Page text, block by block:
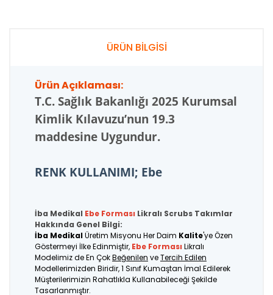
ÜRÜN BİLGİSİ
Ürün Açıklaması:
T.C. Sağlık Bakanlığı 2025 Kurumsal
Kimlik Kılavuzu’nun 19.3
maddesine Uygundur.
RENK KULLANIMI; Ebe
İba Medikal Ebe Forması Likralı Scrubs Takımlar
Hakkında Genel Bilgi:
İba MedikalÜretim Misyonu Her Daim Kalite'ye Özen
Göstermeyi İlke Edinmiştir, Ebe Forması Likralı
Modelimiz de En ÇokBeğenilen veTercih Edilen
Modellerimizden Biridir, 1 Sınıf Kumaştan İmal Edilerek
Müşterilerimizin Rahatlıkla Kullanabileceği Şekilde
Tasarlanmıştır.